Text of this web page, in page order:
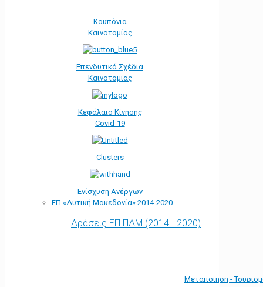
Κουπόνια
Καινοτομίας
Επενδυτικά Σχέδια
Καινοτομίας
Κεφάλαιο Κίνησης
Covid-19
Clusters
Ενίσχυση Ανέργων
ΕΠ «Δυτική Μακεδονία» 2014-2020
Δράσεις ΕΠ ΠΔΜ (2014 - 2020)
Μεταποίηση -